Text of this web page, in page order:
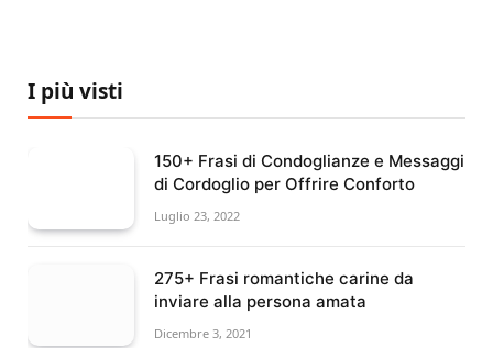
I più visti
150+ Frasi di Condoglianze e Messaggi
di Cordoglio per Offrire Conforto
Luglio 23, 2022
275+ Frasi romantiche carine da
inviare alla persona amata
Dicembre 3, 2021